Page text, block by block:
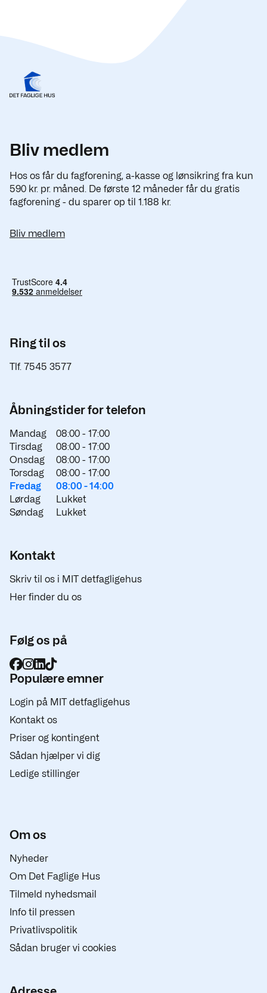
Bliv medlem
Hos os får du fagforening, a-kasse og lønsikring fra kun
590 kr. pr. måned. De første 12 måneder får du gratis
fagforening - du sparer op til 1.188 kr.
Bliv medlem
Ring til os
Tlf. 7545 3577
Åbningstider for telefon
Mandag 08:00 - 17:00
Tirsdag
08:00 - 17:00
Onsdag
08:00 - 17:00
Torsdag
08:00 - 17:00
Fredag
08:00 -14:00
Lørdag
Lukket
Søndag
Lukket
Kontakt
Skriv til os i MIT detfagligehus
Her finder du os
Følg os på
Populære emner
Login på MIT detfagligehus
Kontakt os
Priser og kontingent
Sådan hjælper vi dig
Ledige stillinger
Om os
Nyheder
Om Det Faglige Hus
Tilmeld nyhedsmail
Info til pressen
Privatlivspolitik
Sådan bruger vi cookies